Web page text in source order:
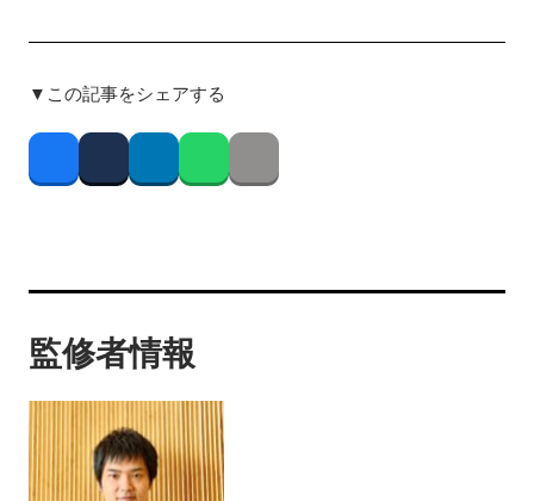
▼この記事をシェアする
FacebookTwitterLinkedInWhatsappCopy link
監修者情報